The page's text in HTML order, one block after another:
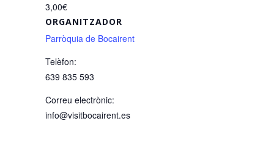
3,00€
ORGANITZADOR
Parròquia de Bocairent
Telèfon:
639 835 593
Correu electrònic:
info@visitbocairent.es